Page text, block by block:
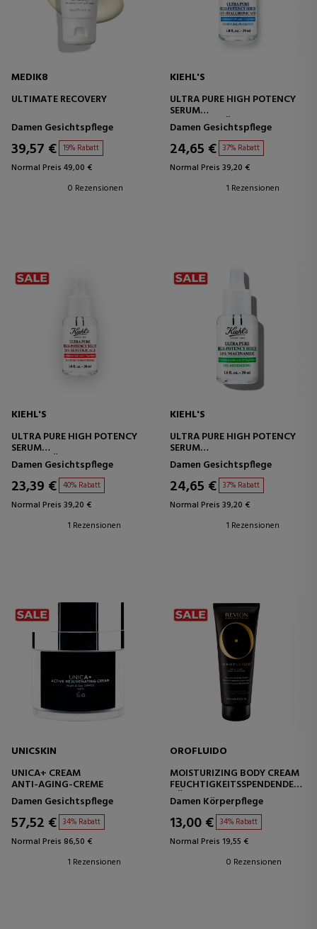
MEDIK8
ULTIMATE RECOVERY
Damen Gesichtspflege
39,57 € 19% Rabatt
Normal Preis 49,00 €
0 Rezensionen
KIEHL'S
ULTRA PURE HIGH POTENCY
SERUM
HYALURONSÄURE-SERUM
Damen Gesichtspflege
24,65 € 37% Rabatt
Normal Preis 39,20 €
1 Rezensionen
KIEHL'S
ULTRA PURE HIGH POTENCY
SERUM
GLYKOLSÄURESERUM
Damen Gesichtspflege
23,39 € 40% Rabatt
Normal Preis 39,20 €
1 Rezensionen
KIEHL'S
ULTRA PURE HIGH POTENCY
SERUM
NIACINAMID-SERUM
Damen Gesichtspflege
24,65 € 37% Rabatt
Normal Preis 39,20 €
1 Rezensionen
UNICSKIN
UNICA+ CREAM
ANTI-AGING-CREME
Damen Gesichtspflege
57,52 € 34% Rabatt
Normal Preis 86,50 €
1 Rezensionen
OROFLUIDO
MOISTURIZING BODY CREAM
FEUCHTIGKEITSSPENDENDE
KÖRPERCREME
Damen Körperpflege
13,00 € 34% Rabatt
Normal Preis 19,55 €
0 Rezensionen